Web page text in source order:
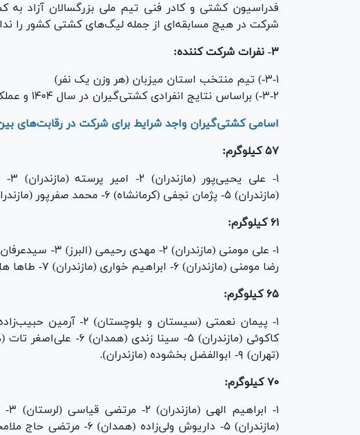
فدراسیون کشتی و کادر فنی تیم ملی بزرگسالان آزاد
شرکت در هیچ مسابقه‌ای از جمله لیگ‌های کشتی کشور را
۳- نفرات شرکت کننده:
۳-۱-) تیم منتخب استان میزبان (هر وزن یک نفر)
۳-۲-) براساس نتایج انفرادی کشتی‌گیران در سال ۱۴۰۴ و عملکرد فنی ایشان، نفرات ذیل مجوز حضور دارند.
اسامی کشتی‌گیران واجد شرایط برای شرکت در رقابت‌های
۵۷ کیلوگرم:
(مازندران) ۵- پژمان نجفی (کرمانشاه) ۶- محمد صفرپور (مازندران) ۷- امیرحسین عباسی (تهران).
۶۱ کیلوگرم:
رضا مومنی (مازندران) ۶- ابراهیم خواری (مازندران) ۷- طا‌ها هاشمی (مازندران).
۶۵ کیلوگرم:
(تهران) ۹- ابوالفضل بخشوده (مازندران).
۷۰ کیلوگرم: